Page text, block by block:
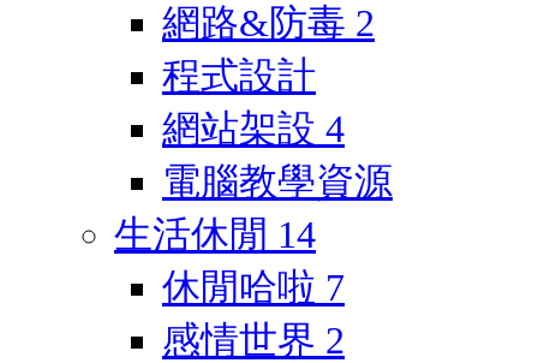
網路&防毒 2
程式設計
網站架設 4
電腦教學資源
生活休閒 14
休閒哈啦 7
感情世界 2